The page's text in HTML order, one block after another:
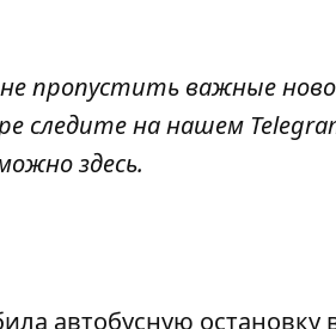
пропустить важные
следите на нашем
здесь.
автобусную остановку